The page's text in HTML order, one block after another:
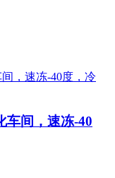
车间，速冻-40